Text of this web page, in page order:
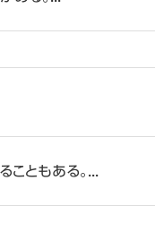
ともある。...